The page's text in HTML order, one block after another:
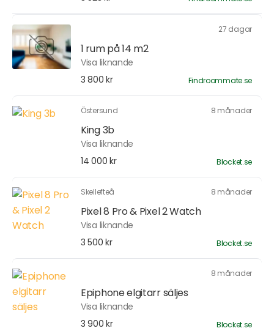
27 dagar
1 rum på 14 m2
Visa liknande
3 800 kr
Findroommate.se
Östersund 8 månader
King 3b
Visa liknande
14 000 kr
Blocket.se
Skellefteå 8 månader
Pixel 8 Pro & Pixel 2 Watch
Visa liknande
3 500 kr
Blocket.se
8 månader
Epiphone elgitarr säljes
Visa liknande
3 900 kr
Blocket.se